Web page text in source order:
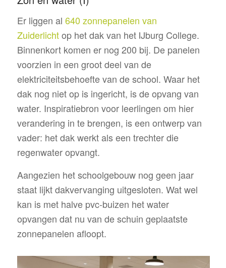
Er liggen al 640 zonnepanelen van
Zuiderlichtop het dak van het IJburg College.
Binnenkort komen er nog 200 bij. De panelen
voorzien in een groot deel van de
elektriciteitsbehoefte van de school. Waar het
dak nog niet op is ingericht, is de opvang van
water. Inspiratiebron voor leerlingen om hier
verandering in te brengen, is een ontwerp van
vader: het dak werkt als een trechter die
regenwater opvangt.
Aangezien het schoolgebouw nog geen jaar
staat lijkt dakvervanging uitgesloten. Wat wel
kan is met halve pvc-buizen het water
opvangen dat nu van de schuin geplaatste
zonnepanelen afloopt.